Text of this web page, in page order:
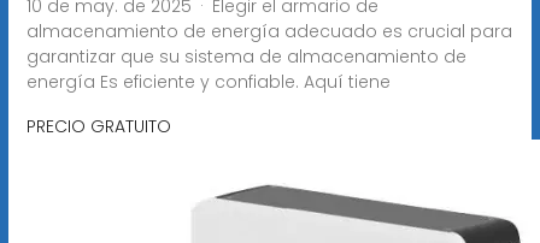
10 de may. de 2025 · Elegir el armario de
almacenamiento de energía adecuado es crucial para
garantizar que su sistema de almacenamiento de
energía Es eficiente y confiable. Aquí tiene
PRECIO GRATUITO